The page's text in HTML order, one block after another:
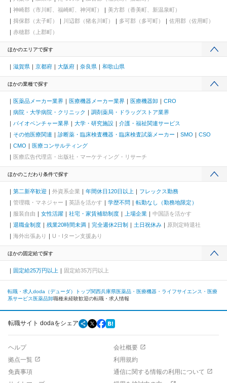
神崎郡（市川町、福崎町、神河町）
美方郡（香美町、新温泉町）
揖保郡（太子町）
川辺郡（猪名川町） 多可郡（多可町）
佐用郡（佐用町）
赤穂郡（上郡町）
ほかのエリアで探す
滋賀県 京都府 大阪府 奈良県 和歌山県
ほかの業種で探す
医薬品メーカー業界 医療機器メーカー業界 医療機器卸
CRO
病院・大学病院・クリニック
調剤薬局・ドラッグストア業界
バイオベンチャー業界
大学・研究施設
介護・福祉関連サービス
その他医療関連
診断薬・臨床検査機器・臨床検査試薬メーカー SMO
CSO
CMO
医療コンサルティング
医療広告代理店・出版社・マーケティング・リサーチ
ほかのこだわり条件で探す
第二新卒歓迎 外資系企業 年間休日120日以上
フレックス勤務
管理職・マネジャー
英語を活かす 学歴不問
転勤なし（勤務地限定）
服装自由
女性活躍 社宅・家賃補助制度 上場企業
中国語を活かす
退職金制度
残業20時間未満 完全週休2日制 土日祝休み
原則定時退社
海外出張あり
U・Iターン支援あり
ほかの固定給で探す
固定給25万円以上 固定給35万円以上
転職・求人doda（デューダ）トップ関西兵庫県医薬品・医療機器・ライフサイエンス・医療
系サービス 医薬品卸職種未経験歓迎の転職・求人情報
転職サイト dodaをシェア
ヘルプ
会社概要
拠点一覧
利用規約
免責事項
通信に関する情報の利用について